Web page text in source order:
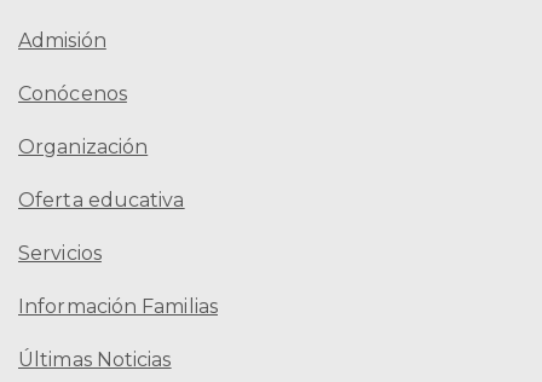
Admisión
Conócenos
Organización
Oferta educativa
Servicios
Información Familias
Últimas Noticias